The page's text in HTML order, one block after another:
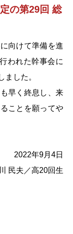
の第29回 総
向けて準備を進
われた幹事会に
ました。
早く終息し、来
ことを願ってや
2022年9月4日
民夫／高20回生